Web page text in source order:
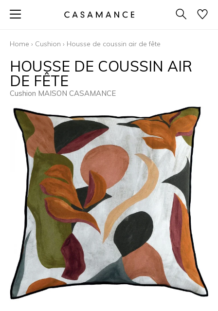
Home › Cushion › Housse de coussin air de fête
HOUSSE DE COUSSIN AIR
DE FÊTE
Cushion MAISON CASAMANCE